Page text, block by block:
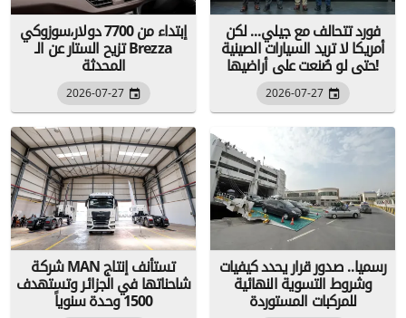
فورد تتحالف مع جيلي... لكن
أمريكا لا تريد السيارات الصينية
حتى لو صُنعت على أراضيها!
2026-07-27
إبتداء من 7700 دولار،سوزوكي
تزيح الستار عن الـ Brezza
المحدثة
2026-07-27
رسميا.. صدور قرار يحدد كيفيات
وشروط التسوية النهائية
للمركبات المستوردة
شركة MAN تستأنف إنتاج
شاحناتها في الجزائر وتستهدف
1500 وحدة سنوياً